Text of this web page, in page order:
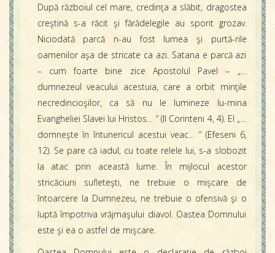
După războiul cel mare, credinţa a slăbit, dragostea
creştină s-a răcit şi fărădelegile au sporit grozav.
Niciodată parcă n-au fost lumea şi purtă-rile
oamenilor aşa de stricate ca azi. Satana e parcă azi
– cum foarte bine zice Apostolul Pavel – „…
dumnezeul veacului acestuia, care a orbit minţile
necredincioşilor, ca să nu le lumineze lu-mina
Evangheliei Slavei lui Hristos… “ (II Corinteni 4, 4). El „…
domneşte în întunericul acestui veac… “ (Efeseni 6,
12). Se pare că iadul, cu toate relele lui, s-a slobozit
la atac prin această lume. În mijlocul acestor
stricăciuni sufleteşti, ne trebuie o mişcare de
întoarcere la Dumnezeu, ne trebuie o ofensivă şi o
luptă împotriva vrăjmaşului diavol. Oastea Domnului
este şi ea o astfel de mişcare.